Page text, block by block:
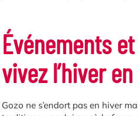
Événements
vivez l’hiver
Gozo ne s’endort pas en hiver